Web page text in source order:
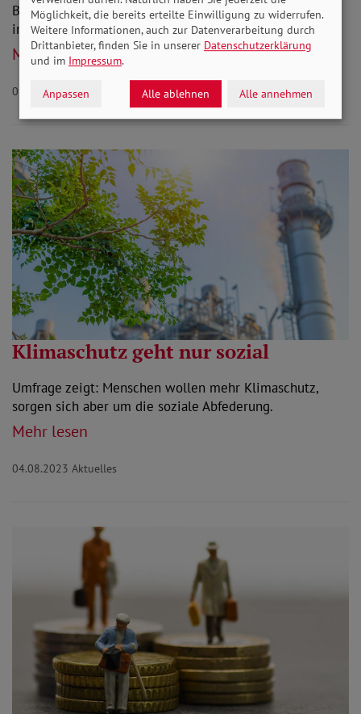
Belastungen nicht arbeiten. Besonders hoch ist die Zahl
in den sozialen Berufen.
Mehr lesen
09.08.2023
Klimaschutz geht nur sozial
Umfrage zeigt: Menschen wollen mehr Klimaschutz,
sorgen sich aber um die soziale Abfederung.
Mehr lesen
04.08.2023 Aktuelles
Möglichkeit, die bereits erteilte Einwilligung zu widerrufen.
Weitere Informationen, auch zur Datenverarbeitung durch
Drittanbieter, finden Sie in unserer Datenschutzerklärung
und im Impressum.
Anpassen Alle ablehnen Alle annehmen